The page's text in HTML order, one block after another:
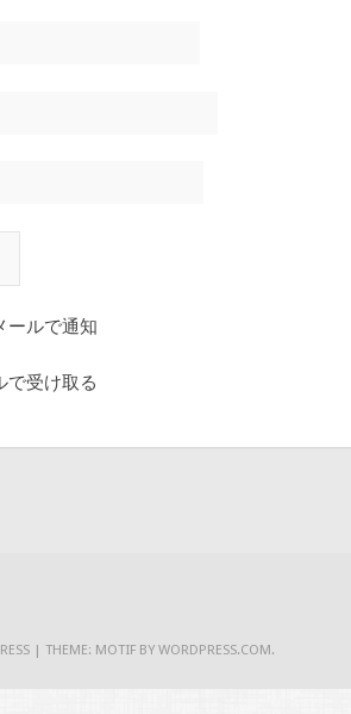
ールで通知
で受け取る
| THEME: MOTIF BY WORDPRESS.COM.